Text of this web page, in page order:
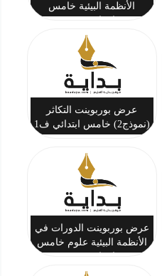
الأنظمة البيئية خامس
عرض بوربوينت التكاثر
(نموذج2) خامس ابتدائي ف1
عرض بوربوينت الدورات في
الأنظمة البيئية علوم خامس